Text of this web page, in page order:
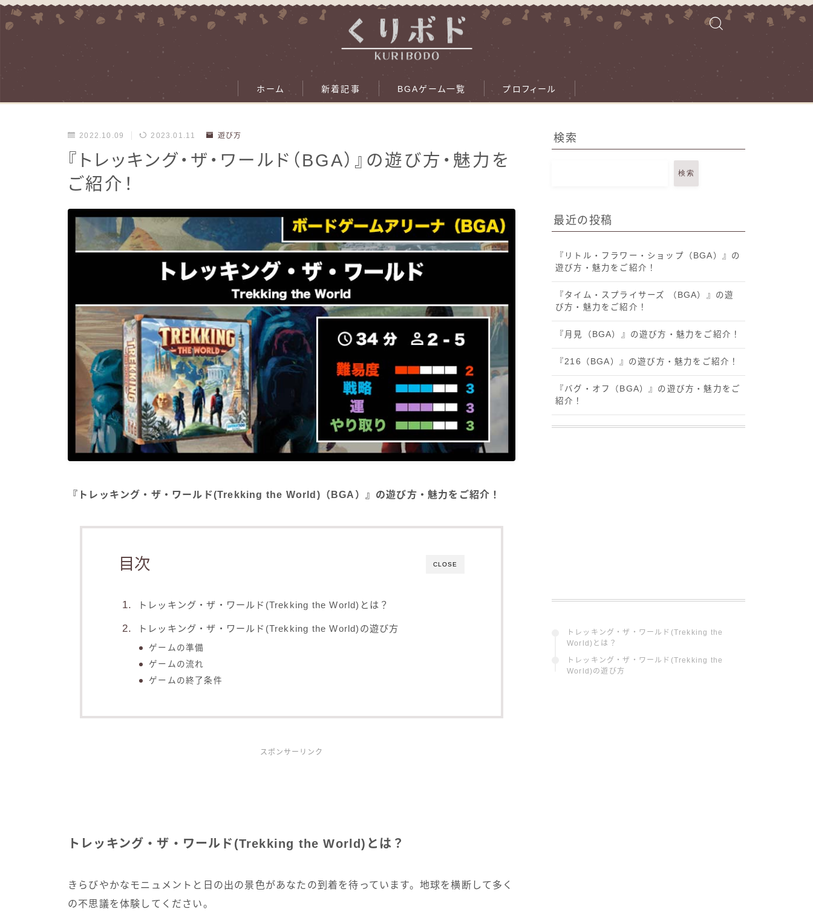
ホーム 新着記事 BGAゲーム一覧 プロフィール
2022.10.09 2023.01.11 遊び方
『トレッキング・ザ・ワールド（BGA）』の遊び方・魅力を
ご紹介！
『トレッキング・ザ・ワールド(Trekking the World)（BGA）』の遊び方・魅力をご紹介！
CLOSE
目次
トレッキング・ザ・ワールド(Trekking the World)とは？
トレッキング・ザ・ワールド(Trekking the World)の遊び方
ゲームの準備
ゲームの流れ
ゲームの終了条件
スポンサーリンク
トレッキング・ザ・ワールド(Trekking the World)とは？
きらびやかなモニュメントと日の出の景色があなたの到着を待っています。地球を横断して多く
の不思議を体験してください。
検索
検索
最近の投稿
『リトル・フラワー・ショップ（BGA）』の
遊び方・魅力をご紹介！
『タイム・スプライサーズ （BGA）』の遊
び方・魅力をご紹介！
『月見（BGA）』の遊び方・魅力をご紹介！
『216（BGA）』の遊び方・魅力をご紹介！
『バグ・オフ（BGA）』の遊び方・魅力をご
紹介！
トレッキング・ザ・ワールド(Trekking the
World)とは？
トレッキング・ザ・ワールド(Trekking the
World)の遊び方